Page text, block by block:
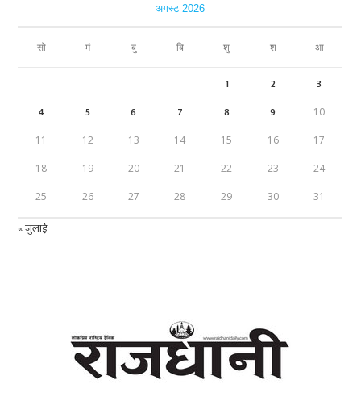
अगस्ट 2026
सो मं बु बि शु श आ
1 2
3
4
5 6 7 8 9 10
11 12 13 14 15 16 17
18 19 20 21 22 23 24
25 26 27 28 29 30 31
« जुलाई